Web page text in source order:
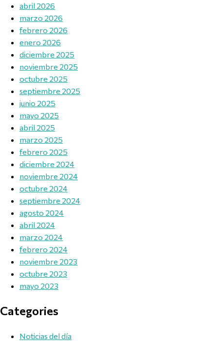
abril 2026
marzo 2026
febrero 2026
enero 2026
diciembre 2025
noviembre 2025
octubre 2025
septiembre 2025
junio 2025
mayo 2025
abril 2025
marzo 2025
febrero 2025
diciembre 2024
noviembre 2024
octubre 2024
septiembre 2024
agosto 2024
abril 2024
marzo 2024
febrero 2024
noviembre 2023
octubre 2023
mayo 2023
Categories
Noticias del día